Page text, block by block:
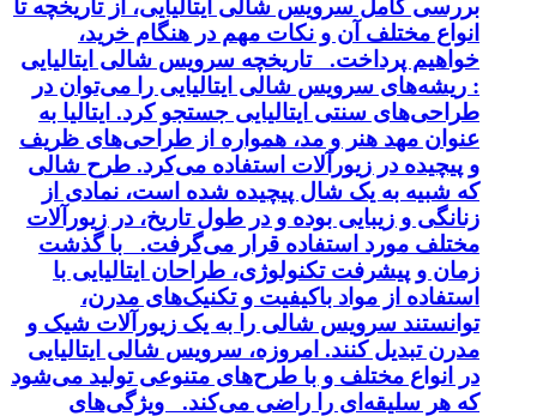
بررسی کامل سرویس شالی ایتالیایی، از تاریخچه تا
انواع مختلف آن و نکات مهم در هنگام خرید،
خواهیم پرداخت. تاریخچه سرویس شالی ایتالیایی
: ریشه‌های سرویس شالی ایتالیایی را می‌توان در
طراحی‌های سنتی ایتالیایی جستجو کرد. ایتالیا به
عنوان مهد هنر و مد، همواره از طراحی‌های ظریف
و پیچیده در زیورآلات استفاده می‌کرد. طرح شالی
که شبیه به یک شال پیچیده شده است، نمادی از
زنانگی و زیبایی بوده و در طول تاریخ، در زیورآلات
مختلف مورد استفاده قرار می‌گرفت. با گذشت
زمان و پیشرفت تکنولوژی، طراحان ایتالیایی با
استفاده از مواد باکیفیت و تکنیک‌های مدرن،
توانستند سرویس شالی را به یک زیورآلات شیک و
مدرن تبدیل کنند. امروزه، سرویس شالی ایتالیایی
در انواع مختلف و با طرح‌های متنوعی تولید می‌شود
که هر سلیقه‌ای را راضی می‌کند. ویژگی‌های